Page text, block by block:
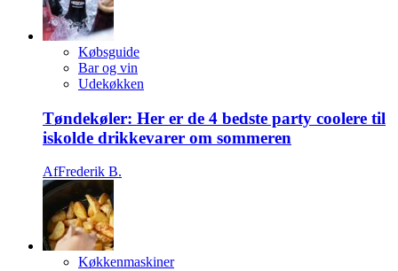
Købsguide
Bar og vin
Udekøkken
Tøndekøler: Her er de 4 bedste party coolere til
iskolde drikkevarer om sommeren
AfFrederik B.
Køkkenmaskiner